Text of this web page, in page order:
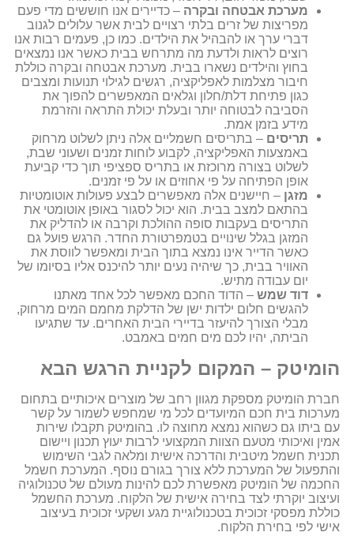
מערכת אבטחה ובקרה – כדיירים אנו חוששים מדי פעם
מפריצות של זרים בלתי רצויים לבית אשר עלולים לגנוב
דברי ערך או להבהיל את הילדים. כמו כן, פעמים רבות אנו
רוצים לראות ולדעת מה מתרחש בבית כאשר אנו נמצאים
בחוץ והילדים נשארו בבית. מערכת אבטחה ובקרה כוללת
חיבור מצלמות לאפליקציה, רגשים לגילוי תנועות ומצבים
כגון פתיחת דלת/חלון וגלאים המאפשרים להפוך את
הסביבה לבטוחה יותר ובעלת יכולת התראה והזרמת
מידע בזמן אמת.
תריסים – בתריסים חשמליים אלה ניתן לשלוט מרחוק
באמצעות האפליקציה, לקבוע לוחות זמנים ושעוני שבת,
לשלוט בצורה מרוכזת או בתריס ספציפי תוך כדי קביעת
אופן הפתיחה על פי אחוזים או על פי זמנים.
מזגן – חיישנים אלה מאפשרים לבצע פעולות אוטומטיות
בהתאם למצב בבית. הוא יכול לסגור באופן אוטומטי את
התריסים בעקבות סופה ההולכת וקרבה או להדליק את
המזגן בגלל שינויים בטמפרטורת החדר. הרגש פועל גם
כאשר הדייר אינו נמצא בתוך הבית ומאפשר לווסת את
האוויר בבית, כך שיהיה נעים יותר להיכנס אליו בסיומו של
יום עבודה מתיש.
דוד שמש – הדוד החכם מאפשר לכל אחד מאתנו
להגשים חלום ילדות ישן של הדלקת מחמם המים מרחוק,
מבלי הצורך להיעזר בדיירי הבית האחרים. עד שתגיעו
הביתה, יהיו לכם מים חמים באמבט.
הומיטק – המקום לקניית הרגש הבא
חברת הומיטק מספקת מגוון רחב של מוצרים איכותיים בתחום
מערכות בית חכם המיועדים לכל מי שמחפש לשמור על קשר
עם ביתו גם כשהוא נמצא מחוצה לו. בהומיטק תקבלו שירות
אמין ואיכותי מטעם הצוות המקצועי לרבות יעוץ תכנון ויישום
תכנית חשמל מיטבית והדרכה אישית ומלאה לגבי השימוש
והתפעול של המערכת ללא צורך בגורם נוסף. המערכת חשמל
החכמה של הומיטק מאפשרת לכם להינות מעולם של טכנולוגיה
ועיצוב יוקרתי לצד בחירה אישית של הלקוח. מערכת החשמל
כוללת מפסקי זכוכית בטכנולוגיית מגע ושקעי זכוכית בעיצוב
אישי לפי בחירת הלקוח.